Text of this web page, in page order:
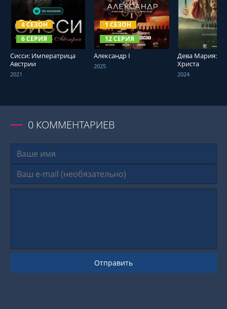
4 СЕЗОН
6 СЕРИЯ
СМОТРЕТЬ ОНЛАЙН
Сисси: Императрица
Австрии
2021
1 СЕЗОН
12 СЕРИЯ
СМОТРЕТЬ ОНЛАЙН
Александр I
2025
СМОТРЕТЬ
Дева Мария:
Христа
2024
0 КОММЕНТАРИЕВ
Отправить